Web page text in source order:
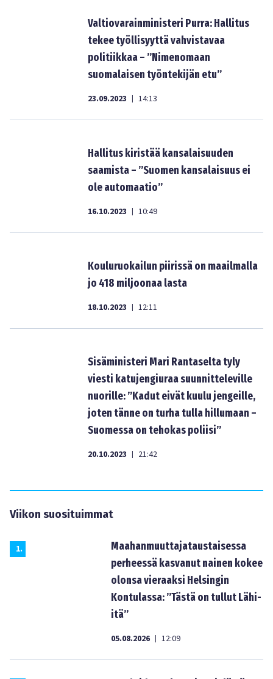
Valtiovarainministeri Purra: Hallitus
tekee työllisyyttä vahvistavaa
politiikkaa – ”Nimenomaan
suomalaisen työntekijän etu”
23.09.2023 | 14:13
Hallitus kiristää kansalaisuuden
saamista – ”Suomen kansalaisuus ei
ole automaatio”
16.10.2023 | 10:49
Kouluruokailun piirissä on maailmalla
jo 418 miljoonaa lasta
18.10.2023 | 12:11
Sisäministeri Mari Rantaselta tyly
viesti katujengiuraa suunnitteleville
nuorille: ”Kadut eivät kuulu jengeille,
joten tänne on turha tulla hillumaan –
Suomessa on tehokas poliisi”
20.10.2023 | 21:42
Viikon suosituimmat
1.
Maahanmuuttajataustaisessa
perheessä kasvanut nainen kokee
olonsa vieraaksi Helsingin
Kontulassa: ”Tästä on tullut Lähi-
itä”
05.08.2026 | 12:09